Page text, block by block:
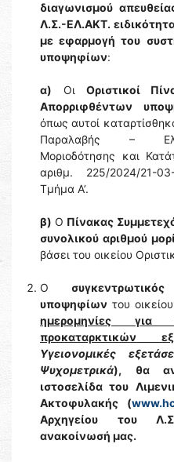
διαγωνισμού
Λ.Σ.-ΕΛ.ΑΚΤ.
με εφαρμογή του
υποψηφίων:
α) Οι Οριστικοί
Απορριφθέντων
όπως αυτοί
Παραλαβής –
Μοριοδότησης και
αριθμ. 225/2024/21-
Τμήμα Α’.
β) Ο Πίνακας
συνολικού αριθμού
βάσει του οικείου
Ο
υποψηφίων του
ημερομηνίες για
προκαταρκτικών
Υγειονομικές
Ψυχομετρικά), θα
ιστοσελίδα του
Ακτοφυλακής (
Αρχηγείου του
ανακοίνωσή μας.